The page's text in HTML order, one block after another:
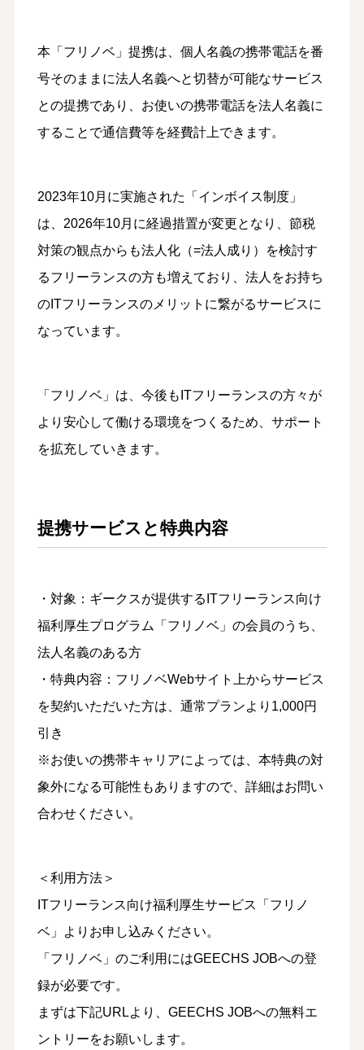
本「フリノベ」提携は、個人名義の携帯電話を番
号そのままに法人名義へと切替が可能なサービス
との提携であり、お使いの携帯電話を法人名義に
することで通信費等を経費計上できます。
2023年10月に実施された「インボイス制度」
は、2026年10月に経過措置が変更となり、節税
対策の観点からも法人化（=法人成り）を検討す
るフリーランスの方も増えており、法人をお持ち
のITフリーランスのメリットに繋がるサービスに
なっています。
「フリノベ」は、今後もITフリーランスの方々が
より安心して働ける環境をつくるため、サポート
を拡充していきます。
提携サービスと特典内容
・対象：ギークスが提供するITフリーランス向け
福利厚生プログラム「フリノベ」の会員のうち、
法人名義のある方
・特典内容：フリノベWebサイト上からサービス
を契約いただいた方は、通常プランより1,000円
引き
※お使いの携帯キャリアによっては、本特典の対
象外になる可能性もありますので、詳細はお問い
合わせください。
＜利用方法＞
ITフリーランス向け福利厚生サービス「フリノ
ベ」よりお申し込みください。
「フリノベ」のご利用にはGEECHS JOBへの登
録が必要です。
まずは下記URLより、GEECHS JOBへの無料エ
ントリーをお願いします。